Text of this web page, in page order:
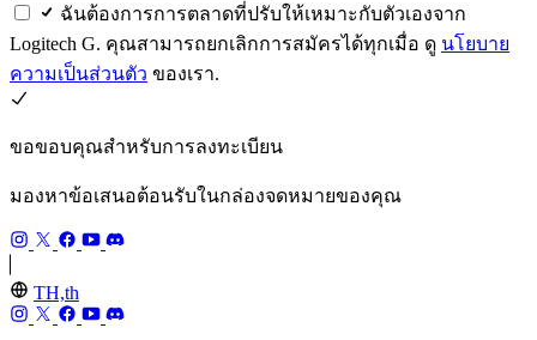
ฉันต้องการการตลาดที่ปรับให้เหมาะกับตัวเองจาก
Logitech G. คุณสามารถยกเลิกการสมัครได้ทุกเมื่อ ดู นโยบาย
ความเป็นส่วนตัว ของเรา.
ขอขอบคุณสำหรับการลงทะเบียน
มองหาข้อเสนอต้อนรับในกล่องจดหมายของคุณ
TH,th